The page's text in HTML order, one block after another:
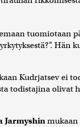
tuomiotaan
Hän
Kudrjatsev ei
todistajina olivat
Jarmyshinmukaan